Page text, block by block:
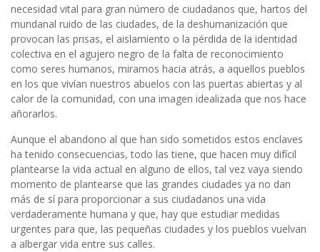
necesidad vital para gran número de ciudadanos que, hartos del
mundanal ruido de las ciudades, de la deshumanización que
provocan las prisas, el aislamiento o la pérdida de la identidad
colectiva en el agujero negro de la falta de reconocimiento
como seres humanos, miramos hacia atrás, a aquellos pueblos
en los que vivían nuestros abuelos con las puertas abiertas y al
calor de la comunidad, con una imagen idealizada que nos hace
añorarlos.
Aunque el abandono al que han sido sometidos estos enclaves
ha tenido consecuencias, todo las tiene, que hacen muy difícil
plantearse la vida actual en alguno de ellos, tal vez vaya siendo
momento de plantearse que las grandes ciudades ya no dan
más de sí para proporcionar a sus ciudadanos una vida
verdaderamente humana y que, hay que estudiar medidas
urgentes para que, las pequeñas ciudades y los pueblos vuelvan
a albergar vida entre sus calles.